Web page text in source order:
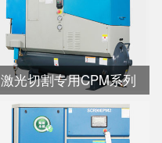
激光切割专用CPM系列